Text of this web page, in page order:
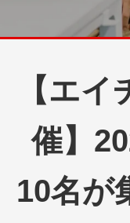
【エ
催】
10名が